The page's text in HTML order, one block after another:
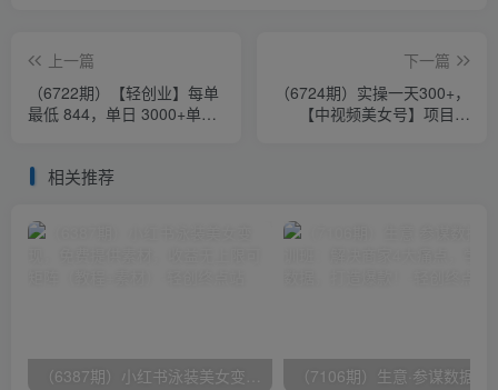
上一篇
（6722期）【轻创业】每单
最低 844，单日 3000+单靠
下一篇
（6724期）实操一天300+，
【中视频美女号】项目拆
相关推荐
（6387期）小红书泳装美女变现，免费提供素材，收益无上限可矩阵（教程+素材）